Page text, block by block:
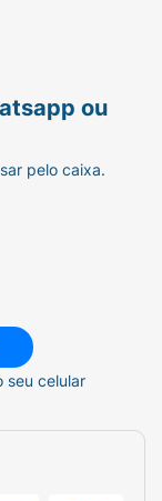
ou
pelo caixa.
seu celular